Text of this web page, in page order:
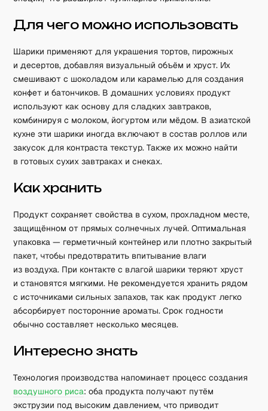
Для чего можно использовать
Шарики применяют для украшения тортов, пирожных
и десертов, добавляя визуальный объём и хруст. Их
смешивают с шоколадом или карамелью для создания
конфет и батончиков. В домашних условиях продукт
используют как основу для сладких завтраков,
комбинируя с молоком, йогуртом или мёдом. В азиатской
кухне эти шарики иногда включают в состав роллов или
закусок для контраста текстур. Также их можно найти
в готовых сухих завтраках и снеках.
Как хранить
Продукт сохраняет свойства в сухом, прохладном месте,
защищённом от прямых солнечных лучей. Оптимальная
упаковка — герметичный контейнер или плотно закрытый
пакет, чтобы предотвратить впитывание влаги
из воздуха. При контакте с влагой шарики теряют хруст
и становятся мягкими. Не рекомендуется хранить рядом
с источниками сильных запахов, так как продукт легко
абсорбирует посторонние ароматы. Срок годности
обычно составляет несколько месяцев.
Интересно знать
Технология производства напоминает процесс создания
воздушного риса: оба продукта получают путём
экструзии под высоким давлением, что приводит